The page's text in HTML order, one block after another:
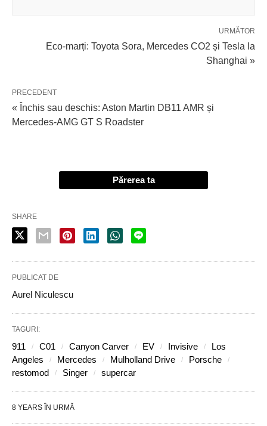
URMĂTOR
Eco-marți: Toyota Sora, Mercedes CO2 și Tesla la
Shanghai »
PRECEDENT
« Închis sau deschis: Aston Martin DB11 AMR și
Mercedes-AMG GT S Roadster
Părerea ta
SHARE
PUBLICAT DE
Aurel Niculescu
TAGURI:
911 C01 Canyon Carver EV Invisive
Los
Angeles
Mercedes Mulholland Drive
Porsche
restomod
Singer supercar
8 YEARS ÎN URMĂ